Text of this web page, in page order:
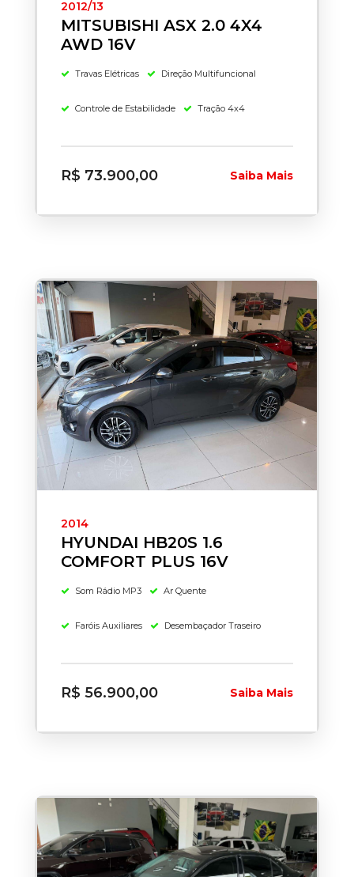
2012/13
MITSUBISHI ASX 2.0 4X4
AWD 16V
Travas Elétricas Direção Multifuncional
Controle de Estabilidade Tração 4x4
R$ 73.900,00 Saiba Mais
2014
HYUNDAI HB20S 1.6
COMFORT PLUS 16V
Som Rádio MP3 Ar Quente
Faróis Auxiliares Desembaçador Traseiro
R$ 56.900,00 Saiba Mais